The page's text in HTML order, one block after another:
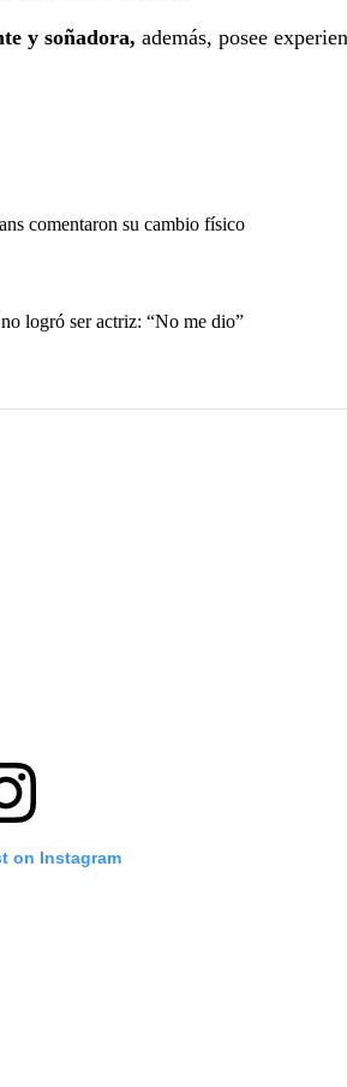
y soñadora, además, posee
comentaron su cambio físico
logró ser actriz: “No me dio”
on Instagram